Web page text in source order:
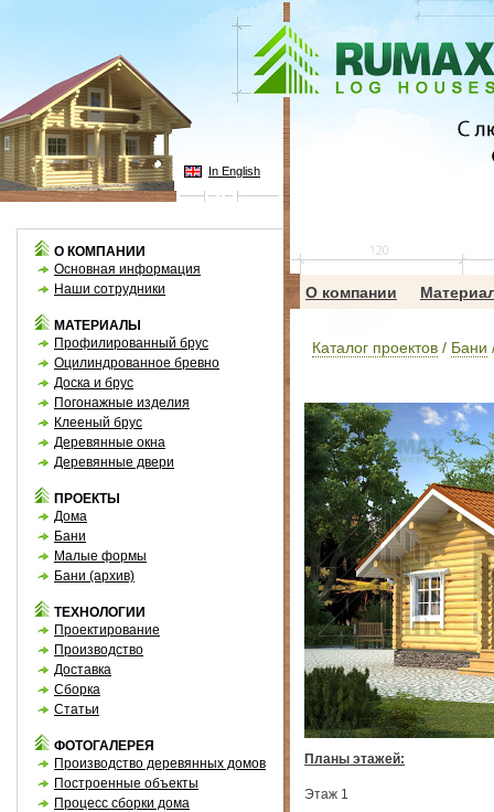
In English
О КОМПАНИИ
Основная информация
Наши сотрудники
МАТЕРИАЛЫ
Профилированный брус
Оцилиндрованное бревно
Доска и брус
Погонажные изделия
Клееный брус
Деревянные окна
Деревянные двери
ПРОЕКТЫ
Дома
Бани
Малые формы
Бани (архив)
ТЕХНОЛОГИИ
Проектирование
Производство
Доставка
Сборка
Статьи
ФОТОГАЛЕРЕЯ
Производство деревянных домов
Построенные объекты
Процесс сборки дома
О компании
Каталог проектов / Бани
Планы этажей:
Этаж 1